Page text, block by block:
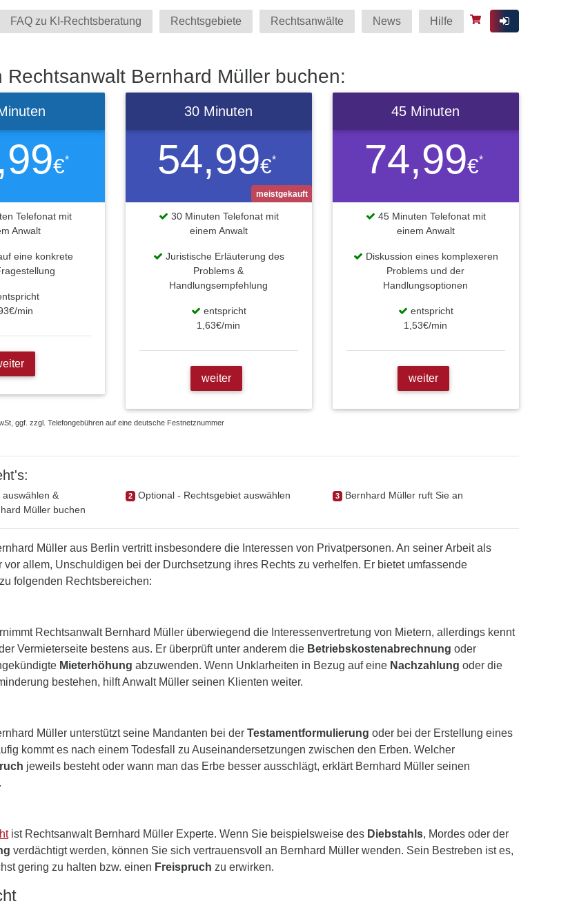
FAQ zu KI-Rechtsberatung Rechtsgebiete Rechtsanwälte News Hilfe
Rechtsanwalt Bernhard Müller buchen:
€*
Telefonat mit
Anwalt
eine konkrete
min
54,99€*
30 Minuten
meistgekauft
30 Minuten Telefonat mit
einem Anwalt
Juristische Erläuterung des
Problems &
Handlungsempfehlung
entspricht
1,63€/min
weiter
74,99€*
45 Minuten
45 Minuten Telefonat mit
einem Anwalt
Diskussion eines komplexeren
Problems und der
Handlungsoptionen
entspricht
1,53€/min
weiter
ggf. zzgl. Telefongebühren auf eine deutsche Festnetznummer
&
Müller buchen
2 Optional - Rechtsgebiet auswählen 3 Bernhard Müller ruft Sie an
Müller aus Berlin vertritt insbesondere die Interessen von Privatpersonen. An seiner Arbeit als
vor allem, Unschuldigen bei der Durchsetzung ihres Rechts zu verhelfen. Er bietet umfassende
folgenden Rechtsbereichen:
Rechtsanwalt Bernhard Müller überwiegend die Interessenvertretung von Mietern, allerdings kennt
Vermieterseite bestens aus. Er überprüft unter anderem die Betriebskostenabrechnung oder
Mieterhöhung abzuwenden. Wenn Unklarheiten in Bezug auf eine Nachzahlung oder die
bestehen, hilft Anwalt Müller seinen Klienten weiter.
Müller unterstützt seine Mandanten bei der Testamentformulierung oder bei der Erstellung eines
kommt es nach einem Todesfall zu Auseinandersetzungen zwischen den Erben. Welcher
jeweils besteht oder wann man das Erbe besser ausschlägt, erklärt Bernhard Müller seinen
ist Rechtsanwalt Bernhard Müller Experte. Wenn Sie beispielsweise des Diebstahls, Mordes oder der
verdächtigt werden, können Sie sich vertrauensvoll an Bernhard Müller wenden. Sein Bestreben ist es,
gering zu halten bzw. einen Freispruch zu erwirken.